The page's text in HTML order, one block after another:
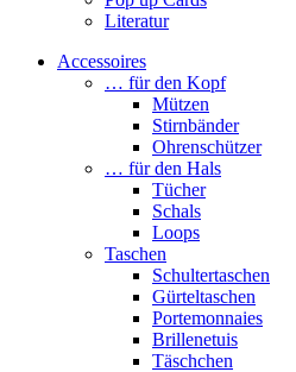
Literatur
Accessoires
… für den Kopf
Mützen
Stirnbänder
Ohrenschützer
… für den Hals
Tücher
Schals
Loops
Taschen
Schultertaschen
Gürteltaschen
Portemonnaies
Brillenetuis
Täschchen